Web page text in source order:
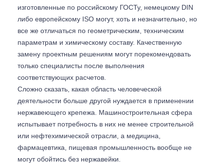
изготовленные по российскому ГОСТу, немецкому DIN
либо европейскому ISO могут, хоть и незначительно, но
все же отличаться по геометрическим, техническим
параметрам и химическому составу. Качественную
замену проектным решениям могут порекомендовать
только специалисты после выполнения
соответствующих расчетов.
Сложно сказать, какая область человеческой
деятельности больше другой нуждается в применении
нержавеющего крепежа. Машиностроительная сфера
испытывает потребность в них не менее строительной
или нефтехимической отрасли, а медицина,
фармацевтика, пищевая промышленность вообще не
могут обойтись без нержавейки.